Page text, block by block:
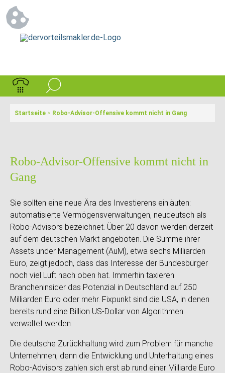
Startseite > Robo-Advisor-Offensive kommt nicht in Gang
Robo-Advisor-Offensive kommt nicht in
Gang
Sie sollten eine neue Ära des Investierens einläuten:
automatisierte Vermögensverwaltungen, neudeutsch als
Robo-Advisors bezeichnet. Über 20 davon werden derzeit
auf dem deutschen Markt angeboten. Die Summe ihrer
Assets under Management (AuM), etwa sechs Milliarden
Euro, zeigt jedoch, dass das Interesse der Bundesbürger
noch viel Luft nach oben hat. Immerhin taxieren
Brancheninsider das Potenzial in Deutschland auf 250
Milliarden Euro oder mehr. Fixpunkt sind die USA, in denen
bereits rund eine Billion US-Dollar von Algorithmen
verwaltet werden.
Die deutsche Zurückhaltung wird zum Problem für manche
Unternehmen, denn die Entwicklung und Unterhaltung eines
Robo-Advisors zahlen sich erst ab rund einer Milliarde Euro